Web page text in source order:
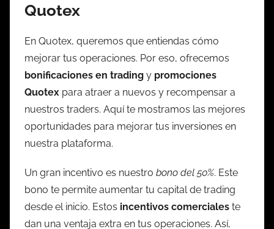
Quotex
En Quotex, queremos que entiendas cómo
mejorar tus operaciones. Por eso, ofrecemos
bonificaciones en trading y promociones
Quotex para atraer a nuevos y recompensar a
nuestros traders. Aquí te mostramos las mejores
oportunidades para mejorar tus inversiones en
nuestra plataforma.
Un gran incentivo es nuestro bono del 50%. Este
bono te permite aumentar tu capital de trading
desde el inicio. Estos incentivos comerciales te
dan una ventaja extra en tus operaciones. Así,